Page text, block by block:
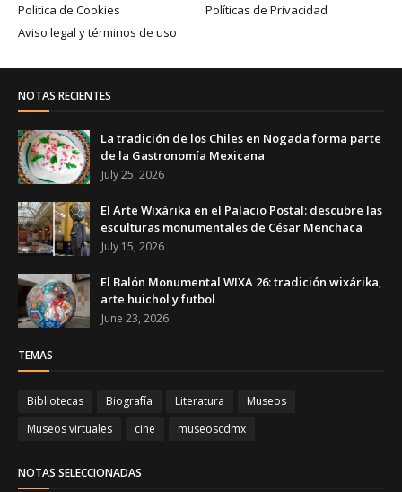
Politica de Cookies
Políticas de Privacidad
Aviso legal y términos de uso
NOTAS RECIENTES
La tradición de los Chiles en Nogada forma parte
de la Gastronomía Mexicana
July 25, 2026
El Arte Wixárika en el Palacio Postal: descubre las
esculturas monumentales de César Menchaca
July 15, 2026
El Balón Monumental WIXA 26: tradición wixárika,
arte huichol y futbol
June 23, 2026
TEMAS
Bibliotecas Biografía Literatura
Museos
Museos virtuales
cine museoscdmx
NOTAS SELECCIONADAS